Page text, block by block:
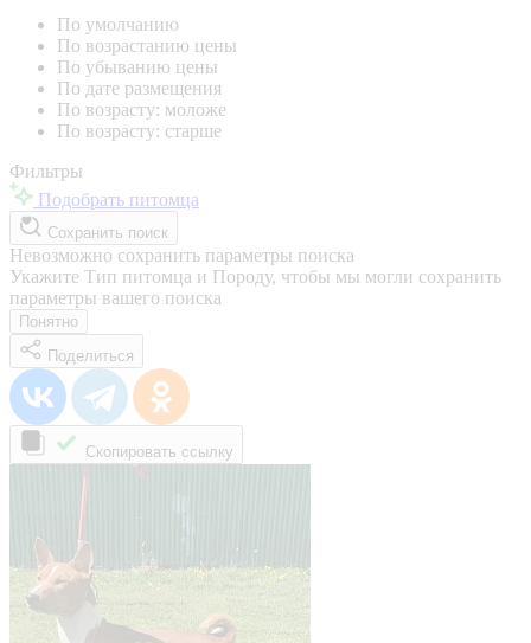
По умолчанию
По возрастанию цены
По убыванию цены
По дате размещения
По возрасту: моложе
По возрасту: старше
Фильтры
Подобрать питомца
Сохранить поиск
Невозможно сохранить параметры поиска
Укажите Тип питомца и Породу, чтобы мы могли сохранить
параметры вашего поиска
Понятно
Поделиться
Скопировать ссылку